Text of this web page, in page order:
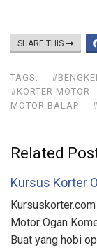
SHARE THIS
TAGS:
#KORTER MOTOR
MOTOR BALAP
Related
Kursus Korter
Motor Ogan
Buat yang hobi